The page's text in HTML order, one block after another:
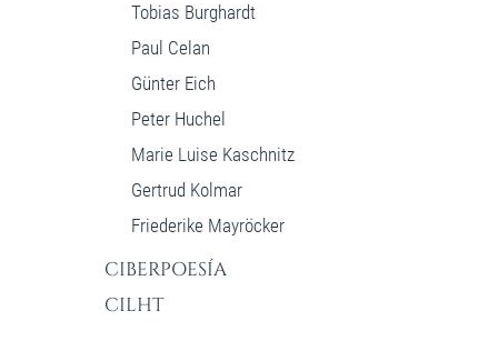
Tobias Burghardt
Paul Celan
Günter Eich
Peter Huchel
Marie Luise Kaschnitz
Gertrud Kolmar
Friederike Mayröcker
CIBERPOESÍA
CILHT